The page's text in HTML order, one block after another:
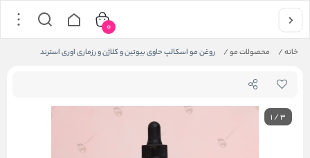
خانه/ محصولات مو/ روغن مو اسکالپ حاوی بیوتین و کلاژن و رزماری اوری استرند
0
1/3